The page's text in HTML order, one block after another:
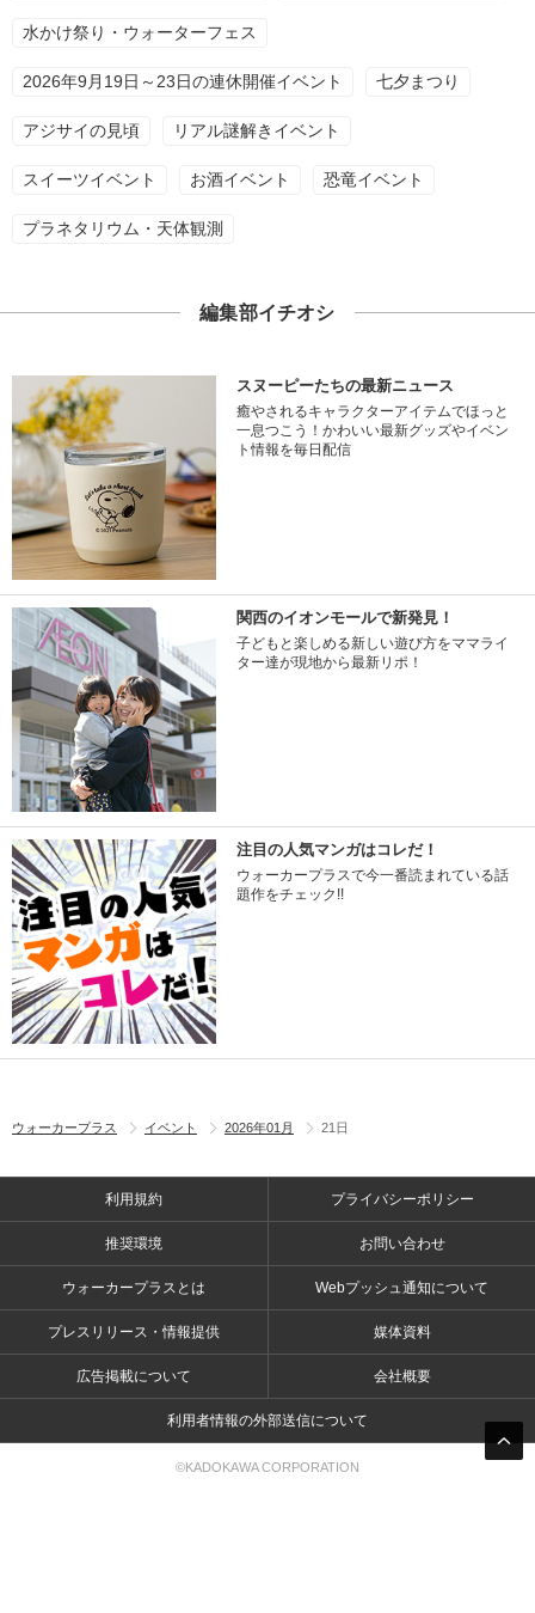
水かけ祭り・ウォーターフェス
2026年9月19日～23日の連休開催イベント 七夕まつり
アジサイの見頃 リアル謎解きイベント
スイーツイベント お酒イベント 恐竜イベント
プラネタリウム・天体観測
編集部イチオシ
スヌーピーたちの最新ニュース
癒やされるキャラクターアイテムでほっと
一息つこう！かわいい最新グッズやイベン
ト情報を毎日配信
関西のイオンモールで新発見！
子どもと楽しめる新しい遊び方をママライ
ター達が現地から最新リポ！
注目の人気マンガはコレだ！
ウォーカープラスで今一番読まれている話
題作をチェック!!
ウォーカープラス イベント 2026年01月 21日
利用規約 プライバシーポリシー
推奨環境 お問い合わせ
ウォーカープラスとは Webプッシュ通知について
プレスリリース・情報提供 媒体資料
広告掲載について 会社概要
利用者情報の外部送信について
©KADOKAWA CORPORATION